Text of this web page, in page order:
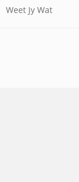
Weet Jy Wat